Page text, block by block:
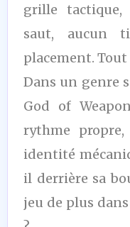
grille tactique,
saut, aucun
placement. Tout
Dans un genre
God of
rythme
identité
il derrière sa
jeu de plus